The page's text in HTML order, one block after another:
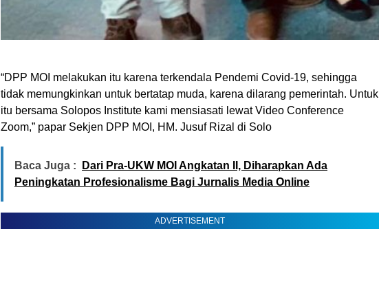
“DPP MOI melakukan itu karena terkendala Pendemi Covid-19, sehingga
tidak memungkinkan untuk bertatap muda, karena dilarang pemerintah. Untuk
itu bersama Solopos Institute kami mensiasati lewat Video Conference
Zoom,” papar Sekjen DPP MOI, HM. Jusuf Rizal di Solo
Baca Juga :
Dari Pra-UKW MOI Angkatan II, Diharapkan Ada
Peningkatan Profesionalisme Bagi Jurnalis Media Online
ADVERTISEMENT